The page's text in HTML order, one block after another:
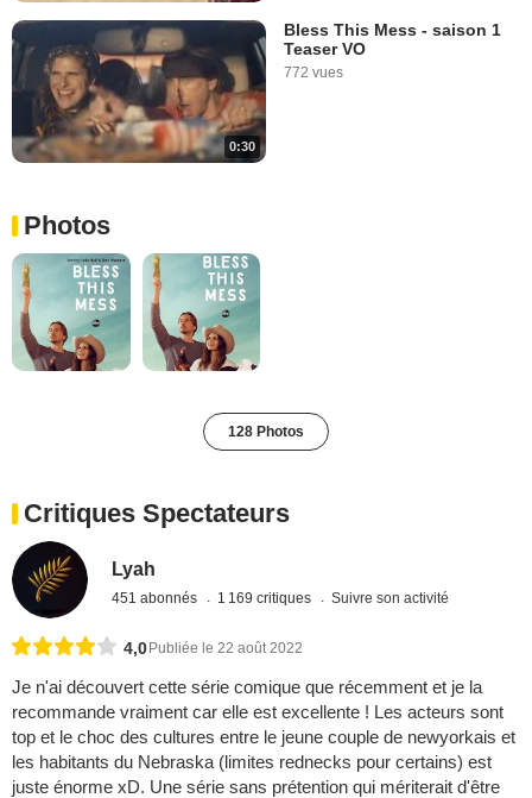
0:30
Bless This Mess - saison 1
Teaser VO
772 vues
Photos
128 Photos
Critiques Spectateurs
Lyah
451 abonnés 1 169 critiques Suivre son activité
4,0Publiée le 22 août 2022
Je n'ai découvert cette série comique que récemment et je la
recommande vraiment car elle est excellente ! Les acteurs sont
top et le choc des cultures entre le jeune couple de newyorkais et
les habitants du Nebraska (limites rednecks pour certains) est
juste énorme xD. Une série sans prétention qui mériterait d'être